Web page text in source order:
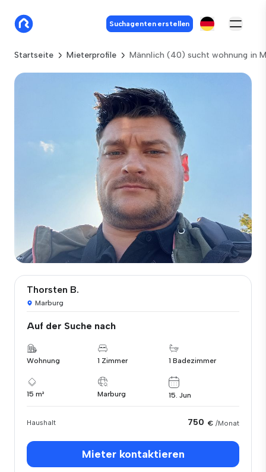
Suchagenten erstellen
Startseite Mieterprofile Männlich (40) sucht wohnung in
Thorsten B.
Marburg
Auf der Suche nach
Wohnung 1 Zimmer 1 Badezimmer
15 m² Marburg 15. Jun
Haushalt 750 € /Monat
Mieter kontaktieren